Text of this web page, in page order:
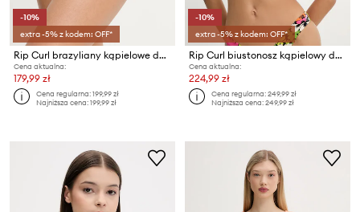
-10%
extra -5% z kodem: OFF*
Rip Curl brazyliany kąpielowe damskie FARM RIO
Cena aktualna:
179,99 zł
Cena regularna:199,99 zł
Najniższa cena:199,99 zł
-10%
extra -5% z kodem: OFF*
Rip Curl biustonosz kąpielowy damski FARM RIO
Cena aktualna:
224,99 zł
Cena regularna:249,99 zł
Najniższa cena:249,99 zł